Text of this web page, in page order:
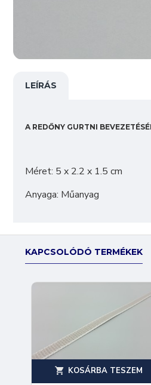
LEÍRÁS
A REDŐNY GURTNI
Méret: 5 x 2.2 x 1.5 cm
Anyaga: Műanyag
KAPCSOLÓDÓ TERMÉKEK
KOSÁRBA TESZEM